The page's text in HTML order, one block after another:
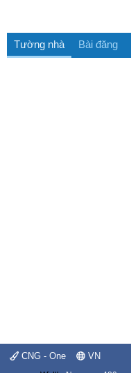
Tường nhà Bài đăng
CNG - One VN